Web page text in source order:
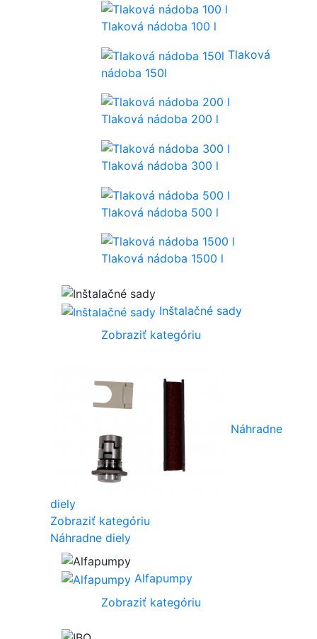
Tlaková nádoba 100 l
Tlaková
nádoba 150l
Tlaková nádoba 200 l
Tlaková nádoba 300 l
Tlaková nádoba 500 l
Tlaková nádoba 1500 l
Inštalačné sady
Zobraziť kategóriu
Náhradne
diely
Zobraziť kategóriu
Náhradne diely
Alfapumpy
Zobraziť kategóriu